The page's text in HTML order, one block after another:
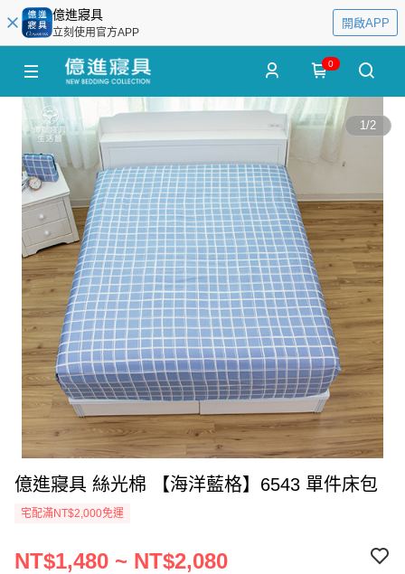
億進寢具
立刻使用官方APP
開啟APP
0
1/2
億進寢具 絲光棉 【海洋藍格】6543 單件床包
宅配滿NT$2,000免運
NT$1,480 ~ NT$2,080